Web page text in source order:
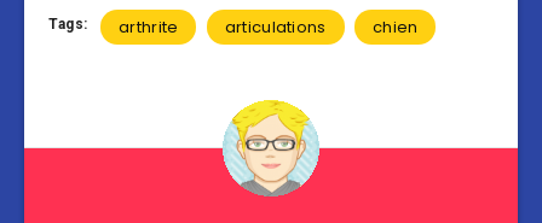
Tags: arthrite articulations chien